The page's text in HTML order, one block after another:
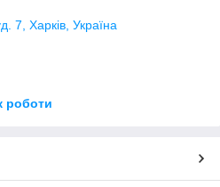
7, Харків, Україна
роботи